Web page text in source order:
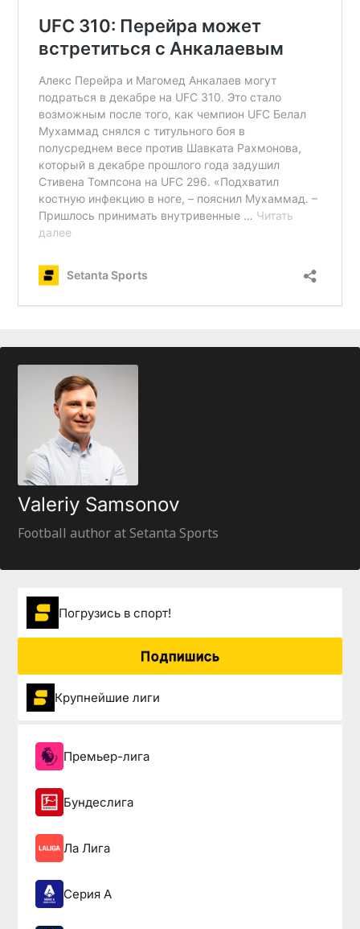
Valeriy Samsonov
Football author at Setanta Sports
Погрузиcь в спорт!
Подпишись
Крупнейшие лиги
Премьер-лига
Бундеслига
Ла Лига
Серия А